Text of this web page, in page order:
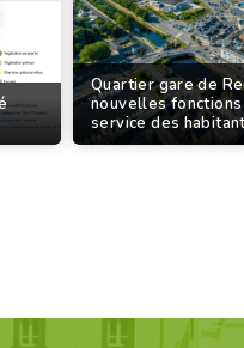
Quartier gare de
nouvelles fonctions
service des